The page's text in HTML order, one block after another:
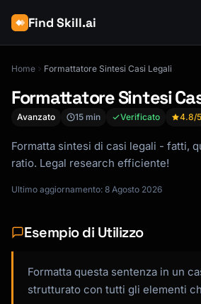
Find Skill.ai
Home Formattatore Sintesi Casi Legali
Formattatore Sintesi
Avanzato 15 min Verificato 4.8/5
Formatta sintesi di casi legali - fatti,
ratio. Legal research efficiente!
Ultimo aggiornamento: 8 Agosto 2026
Esempio di Utilizzo
Formatta questa sentenza in un
strutturato con tutti gli elementi